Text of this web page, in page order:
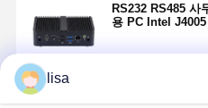
RS232 RS485 사
용 PC Intel J4005
lisa